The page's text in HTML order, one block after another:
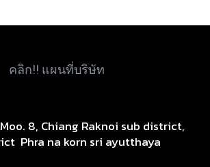
คลิก!! แผนที่บริษัท
8, Chiang Raknoi sub district,
Phra na korn sri ayutthaya